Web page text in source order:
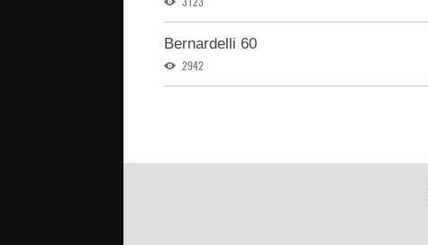
Bernardelli 60
2942